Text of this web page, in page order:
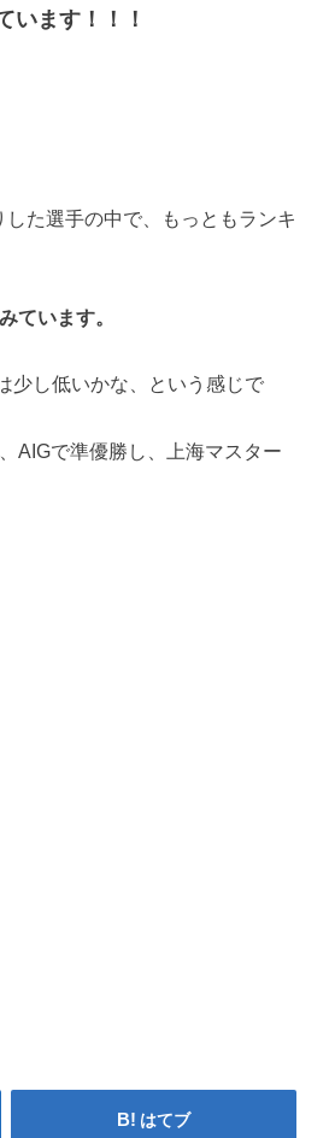
ます！！！
た選手の中で、もっともランキ
ています。
少し低いかな、という感じで
AIGで準優勝し、上海マスター
はてブ